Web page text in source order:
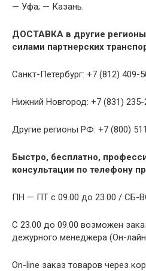
— Уфа; — Казань.
ДОСТАВКА в другие
силами партнерских
Санкт-Петербург: +7 (812) 409-
Нижний Новгород: +7 (831) 235-
Другие регионы РФ: +7 (800)
Быстро, бесплатно,
консультации по телефону
ПН — ПТ с 09.00 до 23.00 / СБ-
С 23.00 до 09.00 возможен
дежурного менеджера (Он-лайн
On-line заказ товаров через